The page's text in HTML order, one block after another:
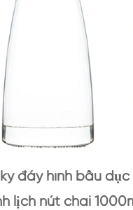
đáy hình bầu
lịch nút chai